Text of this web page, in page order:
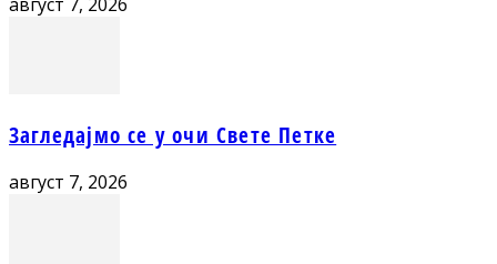
август 7, 2026
Загледајмо се у очи Свете Петке
август 7, 2026